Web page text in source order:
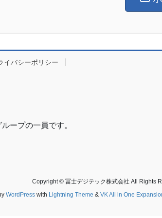
イバシーポリシー
ープの一員です。
Copyright © 冨士デジテック株式会社 All Rights
WordPress with Lightning Theme & VK All in One